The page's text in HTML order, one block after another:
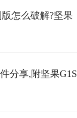
怎么破解?坚果
分享,附坚果G1S